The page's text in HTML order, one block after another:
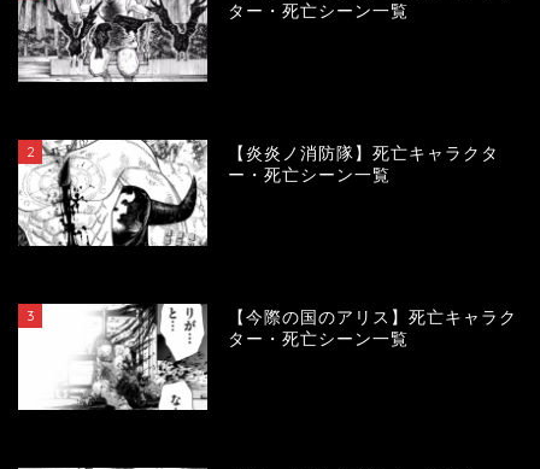
ター・死亡シーン一覧
2
【炎炎ノ消防隊】死亡キャラクタ
ー・死亡シーン一覧
3
【今際の国のアリス】死亡キャラク
ター・死亡シーン一覧